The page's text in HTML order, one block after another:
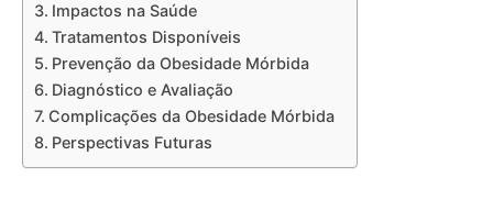
Impactos na Saúde
Tratamentos Disponíveis
Prevenção da Obesidade Mórbida
Diagnóstico e Avaliação
Complicações da Obesidade Mórbida
Perspectivas Futuras